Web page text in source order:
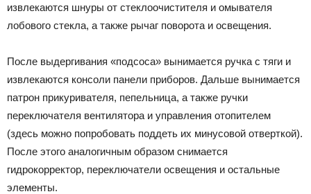
извлекаются шнуры от стеклоочистителя и омывателя
лобового стекла, а также рычаг поворота и освещения.
После выдергивания «подсоса» вынимается ручка с тяги и
извлекаются консоли панели приборов. Дальше вынимается
патрон прикуривателя, пепельница, а также ручки
переключателя вентилятора и управления отопителем
(здесь можно попробовать поддеть их минусовой отверткой).
После этого аналогичным образом снимается
гидрокорректор, переключатели освещения и остальные
элементы.